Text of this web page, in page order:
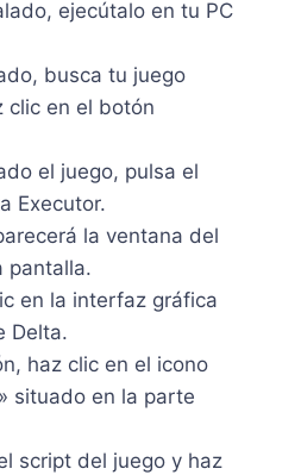
ejecútalo en tu PC
busca tu juego
clic en el botón
el juego, pulsa el
Executor.
la ventana del
pantalla.
en la interfaz gráfica
Delta.
haz clic en el icono
situado en la parte
script del juego y haz